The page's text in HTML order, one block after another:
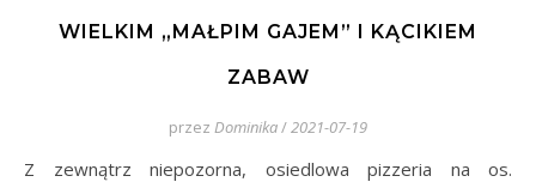
WIELKIM „MAŁPIM GAJEM” I KĄCIKIEM
ZABAW
przez Dominika/2021-07-19
Z zewnątrz niepozorna, osiedlowa pizzeria na os.